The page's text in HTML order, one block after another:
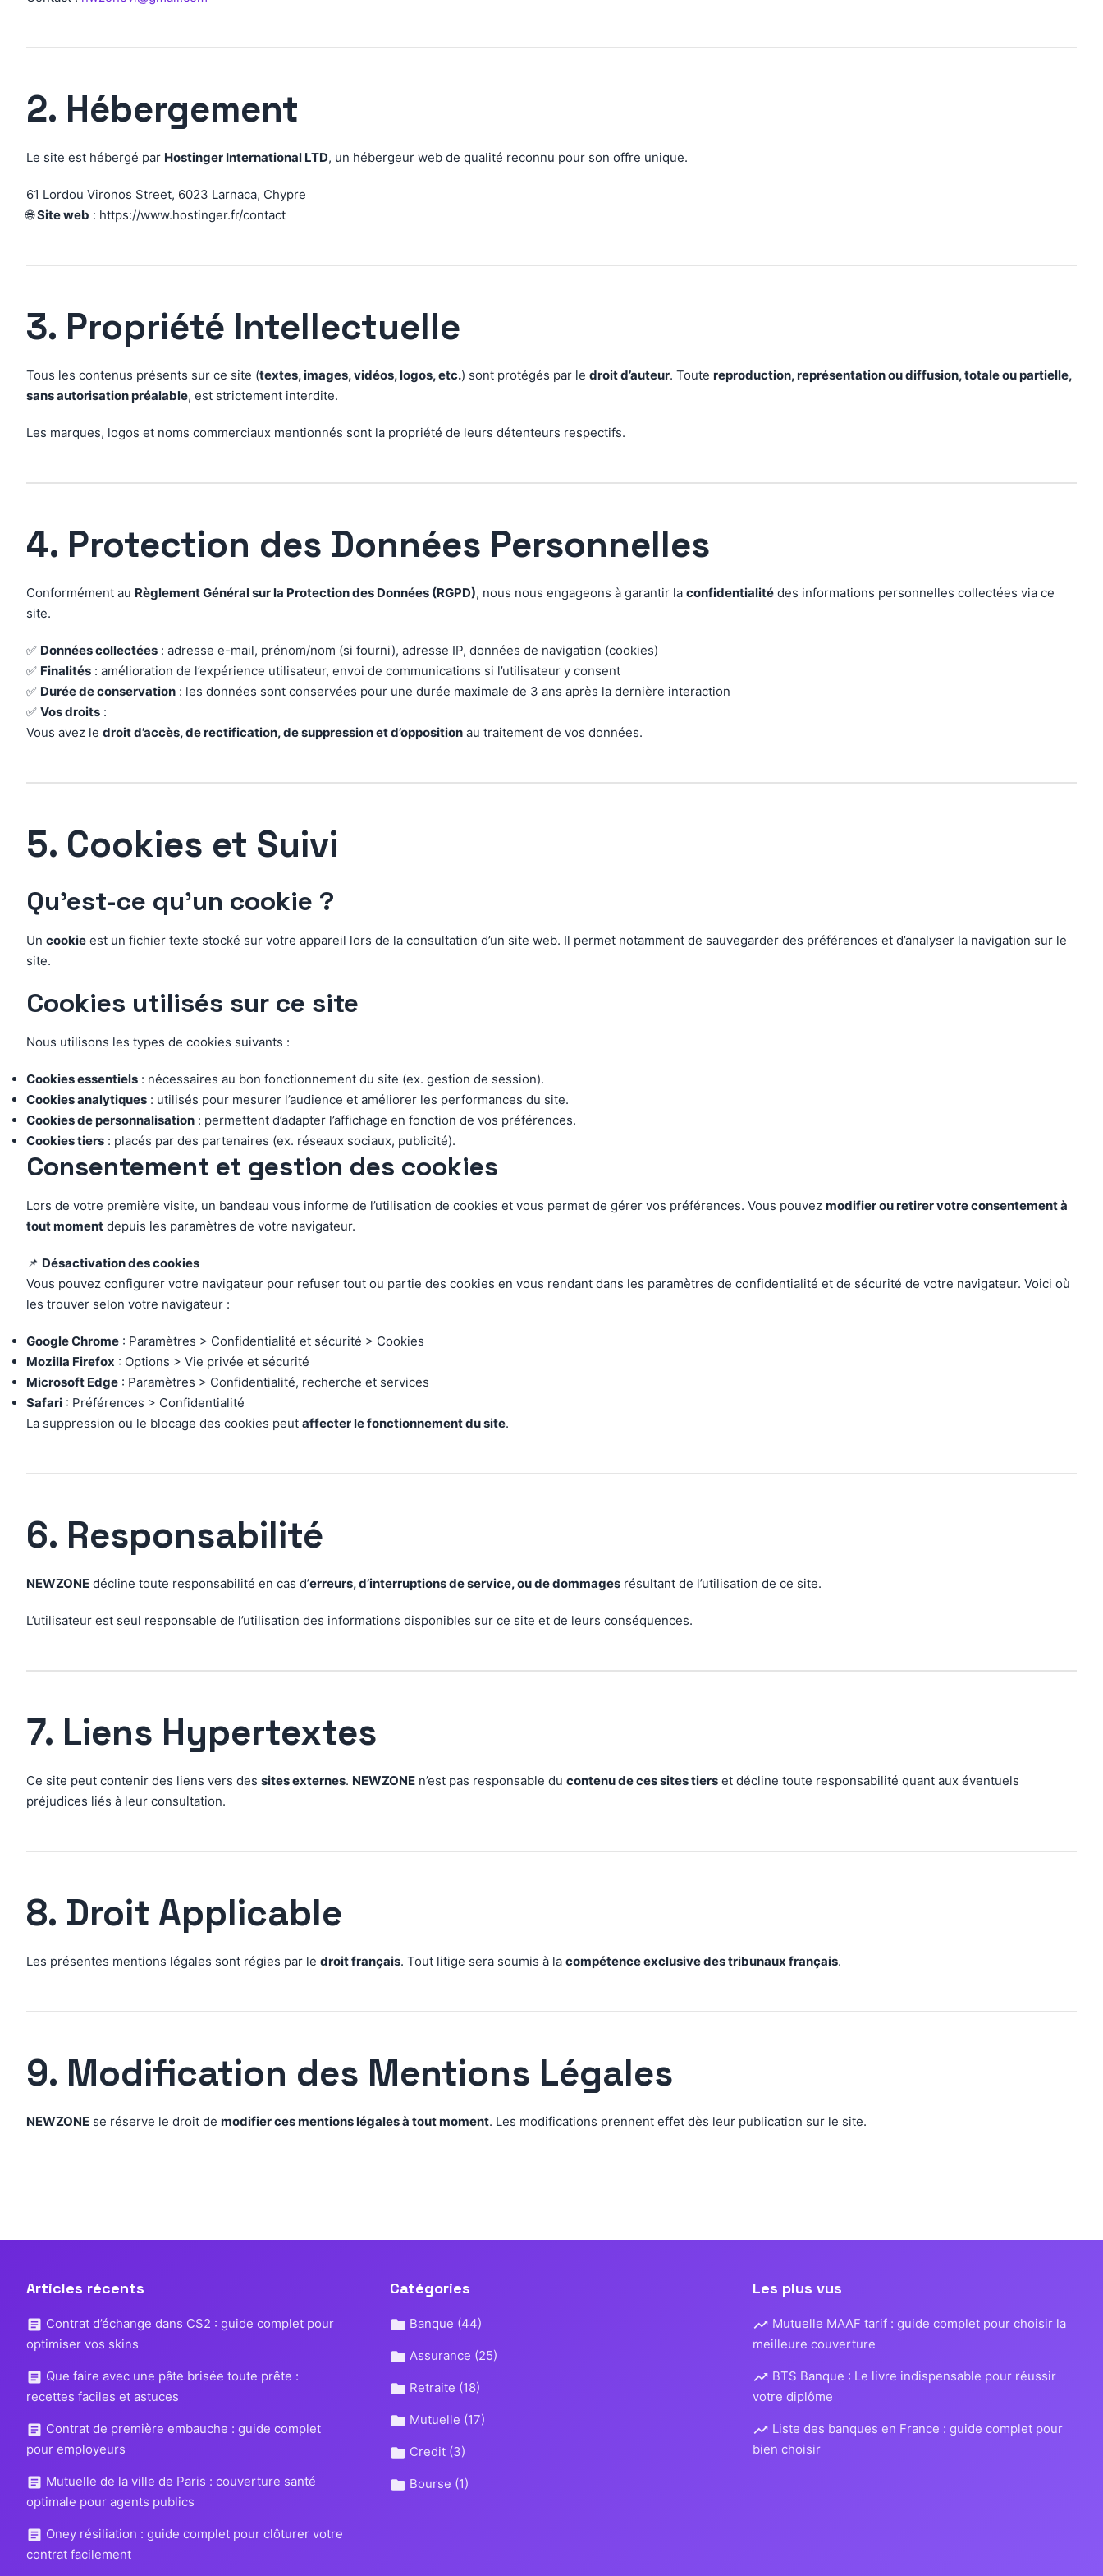
2. Hébergement
Le site est hébergé par Hostinger International LTD, un hébergeur web de qualité reconnu pour son offre unique.
61 Lordou Vironos Street, 6023 Larnaca, Chypre
🌐Site web : https://www.hostinger.fr/contact
3. Propriété Intellectuelle
Tous les contenus présents sur ce site (textes, images, vidéos, logos, etc.) sont protégés par le droit d’auteur. Toute reproduction, représentation ou diffusion, totale ou partielle,
sans autorisation préalable, est strictement interdite.
Les marques, logos et noms commerciaux mentionnés sont la propriété de leurs détenteurs respectifs.
4. Protection des Données Personnelles
Conformément au Règlement Général sur la Protection des Données (RGPD), nous nous engageons à garantir la confidentialité des informations personnelles collectées via ce
site.
✅ Données collectées : adresse e-mail, prénom/nom (si fourni), adresse IP, données de navigation (cookies)
✅ Finalités : amélioration de l’expérience utilisateur, envoi de communications si l’utilisateur y consent
✅ Durée de conservation : les données sont conservées pour une durée maximale de 3 ans après la dernière interaction
✅ Vos droits :
Vous avez le droit d’accès, de rectification, de suppression et d’opposition au traitement de vos données.
5. Cookies et Suivi
Qu’est-ce qu’un cookie ?
Un cookie est un fichier texte stocké sur votre appareil lors de la consultation d’un site web. Il permet notamment de sauvegarder des préférences et d’analyser la navigation sur le
site.
Cookies utilisés sur ce site
Nous utilisons les types de cookies suivants :
Cookies essentiels : nécessaires au bon fonctionnement du site (ex. gestion de session).
Cookies analytiques : utilisés pour mesurer l’audience et améliorer les performances du site.
Cookies de personnalisation : permettent d’adapter l’affichage en fonction de vos préférences.
Cookies tiers : placés par des partenaires (ex. réseaux sociaux, publicité).
Consentement et gestion des cookies
Lors de votre première visite, un bandeau vous informe de l’utilisation de cookies et vous permet de gérer vos préférences. Vous pouvez modifier ou retirer votre consentement à
tout moment depuis les paramètres de votre navigateur.
📌 Désactivation des cookies
Vous pouvez configurer votre navigateur pour refuser tout ou partie des cookies en vous rendant dans les paramètres de confidentialité et de sécurité de votre navigateur. Voici où
les trouver selon votre navigateur :
Google Chrome : Paramètres > Confidentialité et sécurité > Cookies
Mozilla Firefox : Options > Vie privée et sécurité
Microsoft Edge : Paramètres > Confidentialité, recherche et services
Safari : Préférences > Confidentialité
La suppression ou le blocage des cookies peut affecter le fonctionnement du site.
6. Responsabilité
NEWZONE décline toute responsabilité en cas d’erreurs, d’interruptions de service, ou de dommages résultant de l’utilisation de ce site.
L’utilisateur est seul responsable de l’utilisation des informations disponibles sur ce site et de leurs conséquences.
7. Liens Hypertextes
Ce site peut contenir des liens vers des sites externes. NEWZONE n’est pas responsable du contenu de ces sites tiers et décline toute responsabilité quant aux éventuels
préjudices liés à leur consultation.
8. Droit Applicable
Les présentes mentions légales sont régies par le droit français. Tout litige sera soumis à la compétence exclusive des tribunaux français.
9. Modification des Mentions Légales
NEWZONE se réserve le droit de modifier ces mentions légales à tout moment. Les modifications prennent effet dès leur publication sur le site.
Articles récents
Contrat d’échange dans CS2 : guide complet pour
optimiser vos skins
Que faire avec une pâte brisée toute prête :
recettes faciles et astuces
Contrat de première embauche : guide complet
pour employeurs
Mutuelle de la ville de Paris : couverture santé
optimale pour agents publics
Oney résiliation : guide complet pour clôturer votre
contrat facilement
Catégories
Banque (44)
Assurance (25)
Retraite (18)
Mutuelle (17)
Credit (3)
Bourse (1)
Les plus vus
Mutuelle MAAF tarif : guide complet pour choisir la
meilleure couverture
BTS Banque : Le livre indispensable pour réussir
votre diplôme
Liste des banques en France : guide complet pour
bien choisir